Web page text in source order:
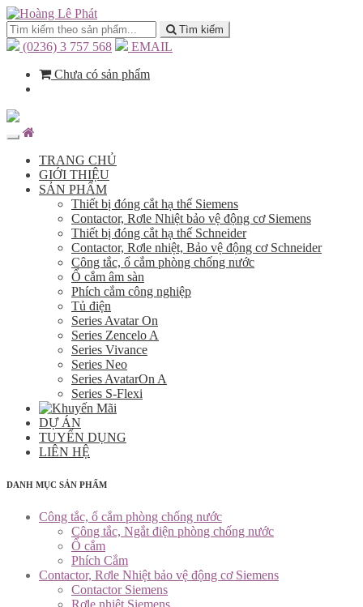
Tìm kiếm
(0236) 3 757 568
EMAIL
Chưa có sản phẩm
TRANG CHỦ
GIỚI THIỆU
SẢN PHẨM
Thiết bị đóng cắt hạ thế Siemens
Contactor, Rơle Nhiệt bảo vệ động cơ Siemens
Thiết bị đóng cắt hạ thế Schneider
Contactor, Rơle nhiệt, Bảo vệ động cơ Schneider
Công tắc, ổ cắm phòng chống nước
Ổ cắm âm sàn
Phích cắm công nghiệp
Tủ điện
Series Avatar On
Series Zencelo A
Series Vivance
Series Neo
Series AvatarOn A
Series S-Flexi
DỰ ÁN
TUYỂN DỤNG
LIÊN HỆ
DANH MỤC SẢN PHẨM
Công tắc, ổ cắm phòng chống nước
Công tắc, Ngắt điện phòng chống nước
Ổ cắm
Phích Cắm
Contactor, Rơle Nhiệt bảo vệ động cơ Siemens
Contactor Siemens
Rơle nhiệt Siemens